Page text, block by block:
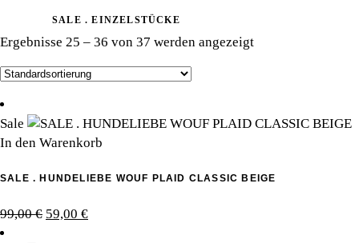
SALE . EINZELSTÜCKE
Ergebnisse 25 – 36 von 37 werden angezeigt
Sale
In den Warenkorb
SALE . HUNDELIEBE WOUF PLAID CLASSIC BEIGE
99,00€ Ursprünglicher
59,00 €Aktueller